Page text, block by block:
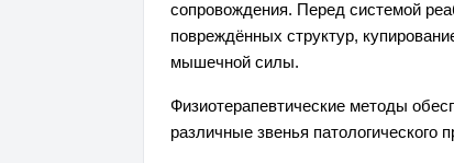
сопровождения. Перед системой
повреждённых структур,
мышечной силы.
Физиотерапевтические методы
различные звенья патологического